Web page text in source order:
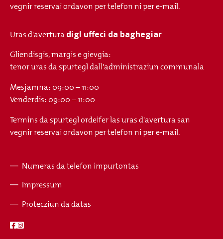
vegnir reservai ordavon per telefon ni per e-mail.
Uras d'averturadigl uffeci da baghegiar
Gliendisgis, margis e gievgia:
tenor uras da spurtegl dall'administraziun communala
Mesjamna: 09:00 – 11:00
Venderdis: 09:00 – 11:00
Termins da spurtegl ordeifer las uras d'avertura san
vegnir reservai ordavon per telefon ni per e-mail.
Numeras da telefon impurtontas
Impressum
Protecziun da datas